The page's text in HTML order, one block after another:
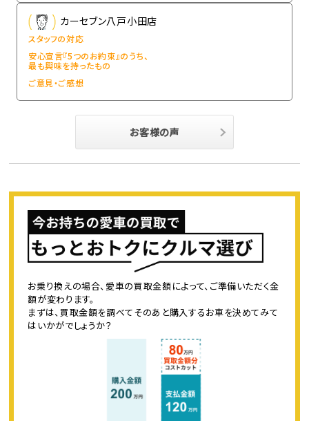
カーセブン八戸小田店
スタッフの対応
安心宣言『5つのお約束』のうち、
最も興味を持ったもの
ご意見・ご感想
お客様の声
お乗り換えの場合、愛車の買取金額によって、ご準備いただく金
額が変わります。
まずは、買取金額を調べてそのあと購入するお車を決めてみて
はいかがでしょうか？